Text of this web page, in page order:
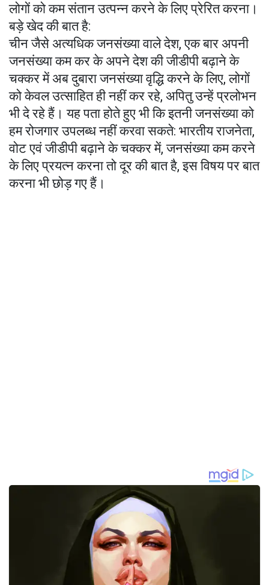
लोगों को कम संतान उत्पन्न करने के लिए प्रेरित करना।
बड़े खेद की बात है:
चीन जैसे अत्यधिक जनसंख्या वाले देश, एक बार अपनी
जनसंख्या कम कर के अपने देश की जीडीपी बढ़ाने के
चक्कर में अब दुबारा जनसंख्या वृद्धि करने के लिए, लोगों
को केवल उत्साहित ही नहीं कर रहे, अपितु उन्हें प्रलोभन
भी दे रहे हैं। यह पता होते हुए भी कि इतनी जनसंख्या को
हम रोजगार उपलब्ध नहीं करवा सकते: भारतीय राजनेता,
वोट एवं जीडीपी बढ़ाने के चक्कर में, जनसंख्या कम करने
के लिए प्रयत्न करना तो दूर की बात है, इस विषय पर बात
करना भी छोड़ गए हैं।